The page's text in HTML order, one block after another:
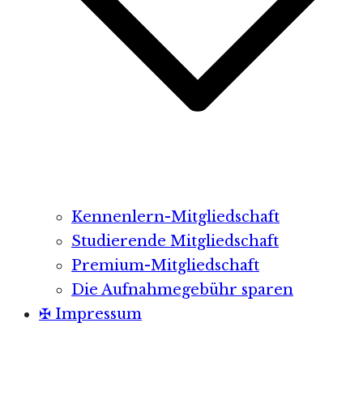
Kennenlern-Mitgliedschaft
Studierende Mitgliedschaft
Premium-Mitgliedschaft
Die Aufnahmegebühr sparen
✠ Impressum